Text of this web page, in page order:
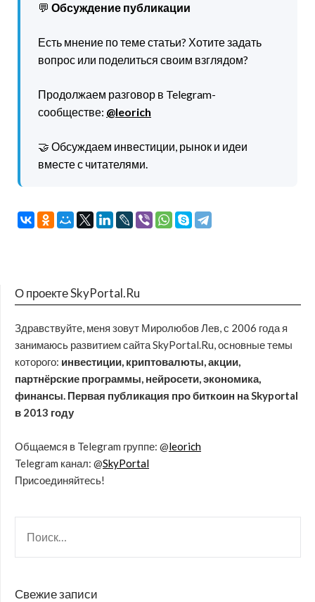
💬 Обсуждение публикации
Есть мнение по теме статьи? Хотите задать
вопрос или поделиться своим взглядом?
Продолжаем разговор в Telegram-
сообществе: @leorich
🤝 Обсуждаем инвестиции, рынок и идеи
вместе с читателями.
О проекте SkyPortal.Ru
Здравствуйте, меня зовут Миролюбов Лев, с 2006 года я
занимаюсь развитием сайта SkyPortal.Ru, основные темы
которого: инвестиции, криптовалюты, акции,
партнёрские программы, нейросети, экономика,
финансы. Первая публикация про биткоин на Skyportal
в 2013 году
Общаемся в Telegram группе: @leorich
Telegram канал: @SkyPortal
Присоединяйтесь!
Свежие записи